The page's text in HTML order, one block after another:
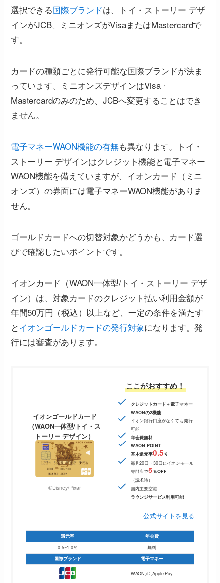
選択できる国際ブランドは、トイ・ストーリー デザ
インがJCB、ミニオンズがVisaまたはMastercardで
す。
カードの種類ごとに発行可能な国際ブランドが決ま
っています。ミニオンズデザインはVisa・
Mastercardのみのため、JCBへ変更することはでき
ません。
電子マネーWAON機能の有無も異なります。トイ・
ストーリー デザインはクレジット機能と電子マネー
WAON機能を備えていますが、イオンカード（ミニ
オンズ）の券面には電子マネーWAON機能がありま
せん。
ゴールドカードへの切替対象かどうかも、カード選
びで確認したいポイントです。
イオンカード（WAON一体型/トイ・ストーリー デザ
イン）は、対象カードのクレジット払い利用金額が
年間50万円（税込）以上など、一定の条件を満たす
とイオンゴールドカードの発行対象になります。発
行には審査があります。
イオンゴールドカード
（WAON一体型/トイ・ス
トーリー デザイン）
©Disney/Pixar
ここがおすすめ！
クレジットカード＋電子マネー
WAONの2機能
イオン銀行口座がなくても発行
可能
年会費無料
WAON POINT
基本還元率0.5％
毎月20日・30日にイオンモール
専門店で5％OFF
（請求時）
国内主要空港
ラウンジサービス利用可能
公式サイトを見る
還元率
年会費
0.5~1.0％
無料
国際ブランド
電子マネー
WAON,iD,Apple Pay